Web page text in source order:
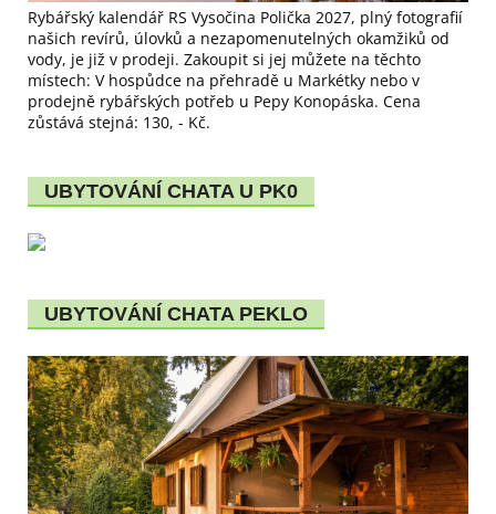
Rybářský kalendář RS Vysočina Polička 2027, plný fotografií
našich revírů, úlovků a nezapomenutelných okamžiků od
vody, je již v prodeji. Zakoupit si jej můžete na těchto
místech: V hospůdce na přehradě u Markétky nebo v
prodejně rybářských potřeb u Pepy Konopáska. Cena
zůstává stejná: 130, - Kč.
UBYTOVÁNÍ CHATA U PK0
UBYTOVÁNÍ CHATA PEKLO